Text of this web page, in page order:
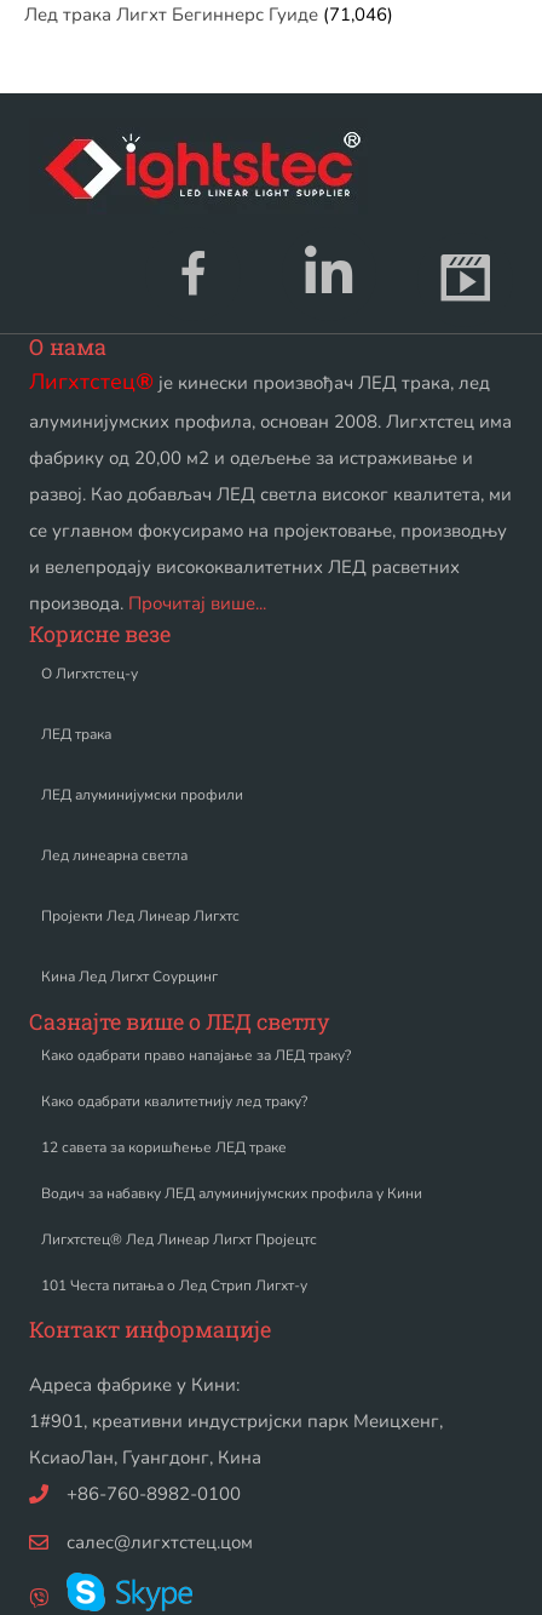
Лед трака Лигхт Бегиннерс Гуиде (71,046)
О нама
Лигхтстец® је кинески произвођач ЛЕД трака, лед
алуминијумских профила, основан 2008. Лигхтстец има
фабрику од 20,00 м2 и одељење за истраживање и
развој. Као добављач ЛЕД светла високог квалитета, ми
се углавном фокусирамо на пројектовање, производњу
и велепродају висококвалитетних ЛЕД расветних
производа. Прочитај више...
Корисне везе
О Лигхтстец-у
ЛЕД трака
ЛЕД алуминијумски профили
Лед линеарна светла
Пројекти Лед Линеар Лигхтс
Кина Лед Лигхт Соурцинг
Сазнајте више о ЛЕД светлу
Како одабрати право напајање за ЛЕД траку?
Како одабрати квалитетнију лед траку?
12 савета за коришћење ЛЕД траке
Водич за набавку ЛЕД алуминијумских профила у Кини
Лигхтстец® Лед Линеар Лигхт Пројецтс
101 Честа питања о Лед Стрип Лигхт-у
Контакт информације
Адреса фабрике у Кини:
1#901, креативни индустријски парк Меицхенг,
КсиаоЛан, Гуангдонг, Кина
+86-760-8982-0100
салес@лигхтстец.цом